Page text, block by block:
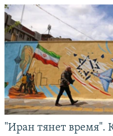
"Иран тянет время".